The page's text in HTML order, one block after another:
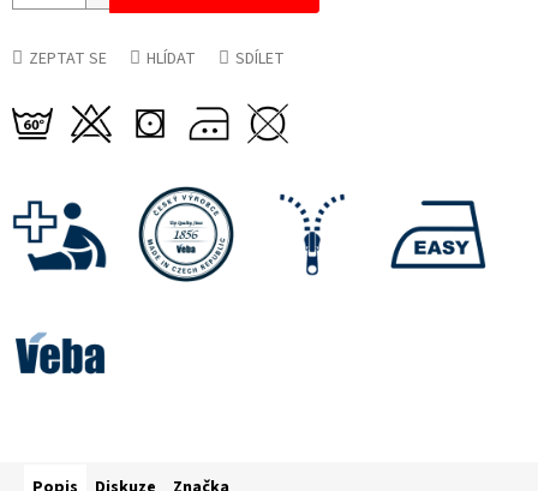
ZEPTAT SE HLÍDAT SDÍLET